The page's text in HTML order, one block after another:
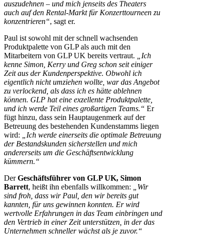
auszudehnen – und mich jenseits des Theaters
auch auf den Rental-Markt für Konzerttourneen zu
konzentrieren“, sagt er.
Paul ist sowohl mit der schnell wachsenden
Produktpalette von GLP als auch mit den
Mitarbeitern von GLP UK bereits vertraut.
„Ich
kenne Simon, Kerry und Greg schon seit einiger
Zeit aus der Kundenperspektive. Obwohl ich
eigentlich nicht umziehen wollte, war das Angebot
zu verlockend, als dass ich es hätte ablehnen
können. GLP hat eine exzellente Produktpalette,
und ich werde Teil eines großartigen Teams.“ Er
fügt hinzu, dass sein Hauptaugenmerk auf der
Betreuung des bestehenden Kundenstamms liegen
wird:
„Ich werde einerseits die optimale Betreuung
der Bestandskunden sicherstellen und mich
andererseits um die Geschäftsentwicklung
kümmern.“
DerGeschäftsführer von GLP UK, Simon
Barrett, heißt ihn ebenfalls willkommen:
„Wir
sind froh, dass wir Paul, den wir bereits gut
kannten, für uns gewinnen konnten. Er wird
wertvolle Erfahrungen in das Team einbringen und
den Vertrieb in einer Zeit unterstützen, in der das
Unternehmen schneller wächst als je zuvor.“